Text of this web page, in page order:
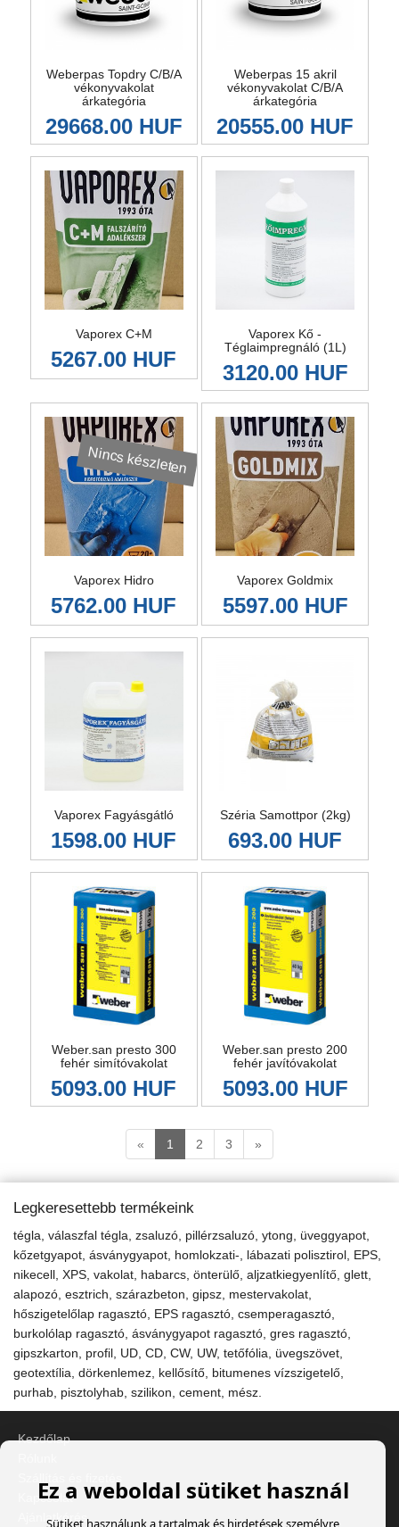
Weberpas Topdry C/B/A
vékonyvakolat
árkategória
29668.00 HUF
Weberpas 15 akril
vékonyvakolat C/B/A
árkategória
20555.00 HUF
Vaporex C+M
5267.00 HUF
Vaporex Kő -
Téglaimpregnáló (1L)
3120.00 HUF
Vaporex Hidro
5762.00 HUF
Nincs készleten
Vaporex Goldmix
5597.00 HUF
Vaporex Fagyásgátló
1598.00 HUF
Széria Samottpor (2kg)
693.00 HUF
Weber.san presto 300
fehér simítóvakolat
5093.00 HUF
Weber.san presto 200
fehér javítóvakolat
5093.00 HUF
« 1 2 3 »
Legkeresettebb termékeink
tégla, válaszfal tégla, zsaluzó, pillérzsaluzó, ytong, üveggyapot,
kőzetgyapot, ásványgyapot, homlokzati-, lábazati polisztirol, EPS,
nikecell, XPS, vakolat, habarcs, önterülő, aljzatkiegyenlítő, glett,
alapozó, esztrich, szárazbeton, gipsz, mestervakolat,
hőszigetelőlap ragasztó, EPS ragasztó, csemperagasztó,
burkolólap ragasztó, ásványgyapot ragasztó, gres ragasztó,
gipszkarton, profil, UD, CD, CW, UW, tetőfólia, üvegszövet,
geotextília, dörkenlemez, kellősítő, bitumenes vízszigetelő,
purhab, pisztolyhab, szilikon, cement, mész.
Kezdőlap
Kapcsolat
Ajánlatkérés
Ez a weboldal sütiket használ
Sütiket használunk a tartalmak és hirdetések személyre